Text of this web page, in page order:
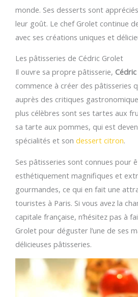
monde. Ses desserts sont
leur goût. Le chef Grolet continue
avec ses créations uniques et
Les pâtisseries de Cédric Grolet
Il ouvre sa propre pâtisserie,
commence à créer des pâtisseries
auprès des critiques
plus célèbres sont ses tartes aux
sa tarte aux pommes, qui est
spécialités et son dessert citron.
Ses pâtisseries sont connues pour
esthétiquement magnifiques et
gourmandes, ce qui en fait une
touristes à Paris. Si vous avez la
capitale française, n’hésitez pas à
Grolet pour déguster l’une de ses
délicieuses pâtisseries.